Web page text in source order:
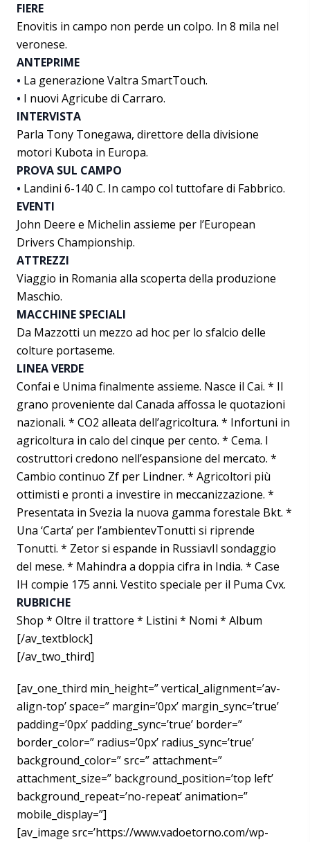
FIERE
Enovitis in campo non perde un colpo. In 8 mila nel
veronese.
ANTEPRIME
• La generazione Valtra SmartTouch.
• I nuovi Agricube di Carraro.
INTERVISTA
Parla Tony Tonegawa, direttore della divisione
motori Kubota in Europa.
PROVA SUL CAMPO
• Landini 6-140 C. In campo col tuttofare di Fabbrico.
EVENTI
John Deere e Michelin assieme per l’European
Drivers Championship.
ATTREZZI
Viaggio in Romania alla scoperta della produzione
Maschio.
MACCHINE SPECIALI
Da Mazzotti un mezzo ad hoc per lo sfalcio delle
colture portaseme.
LINEA VERDE
Confai e Unima finalmente assieme. Nasce il Cai. * Il
grano proveniente dal Canada affossa le quotazioni
nazionali. * CO2 alleata dell’agricoltura. * Infortuni in
agricoltura in calo del cinque per cento. * Cema. I
costruttori credono nell’espansione del mercato. *
Cambio continuo Zf per Lindner. * Agricoltori più
ottimisti e pronti a investire in meccanizzazione. *
Presentata in Svezia la nuova gamma forestale Bkt. *
Una ‘Carta’ per l’ambientevTonutti si riprende
Tonutti. * Zetor si espande in RussiavIl sondaggio
del mese. * Mahindra a doppia cifra in India. * Case
IH compie 175 anni. Vestito speciale per il Puma Cvx.
RUBRICHE
Shop * Oltre il trattore * Listini * Nomi * Album
[/av_textblock]
[/av_two_third]
[av_one_third min_height=” vertical_alignment=’av-
align-top’ space=” margin=’0px’ margin_sync=’true’
padding=’0px’ padding_sync=’true’ border=”
border_color=” radius=’0px’ radius_sync=’true’
background_color=” src=” attachment=”
attachment_size=” background_position=’top left’
background_repeat=’no-repeat’ animation=”
mobile_display=”]
[av_image src=’https://www.vadoetorno.com/wp-